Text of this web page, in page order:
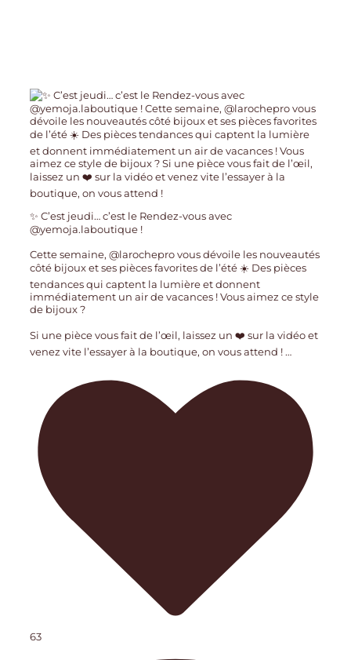
✨ C’est jeudi… c’est le Rendez-vous avec
@yemoja.laboutique !
Cette semaine, @larochepro vous dévoile les nouveautés
côté bijoux et ses pièces favorites de l’été ☀️ Des pièces
tendances qui captent la lumière et donnent
immédiatement un air de vacances ! Vous aimez ce style
de bijoux ?
Si une pièce vous fait de l’œil, laissez un ❤️ sur la vidéo et
venez vite l’essayer à la boutique, on vous attend !…
63